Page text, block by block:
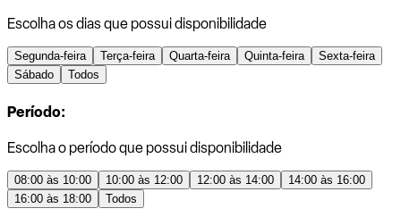
Escolha os dias que possui disponibilidade
Segunda-feira Terça-feira Quarta-feira Quinta-feira
Sexta-feira
Sábado
Todos
Período:
Escolha o período que possui disponibilidade
08:00 às 10:00 10:00 às 12:00 12:00 às 14:00
14:00 às 16:00
16:00 às 18:00
Todos